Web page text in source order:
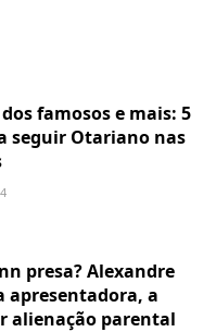
famosos e mais: 5
seguir Otariano nas
presa? Alexandre
apresentadora, a
alienação parental